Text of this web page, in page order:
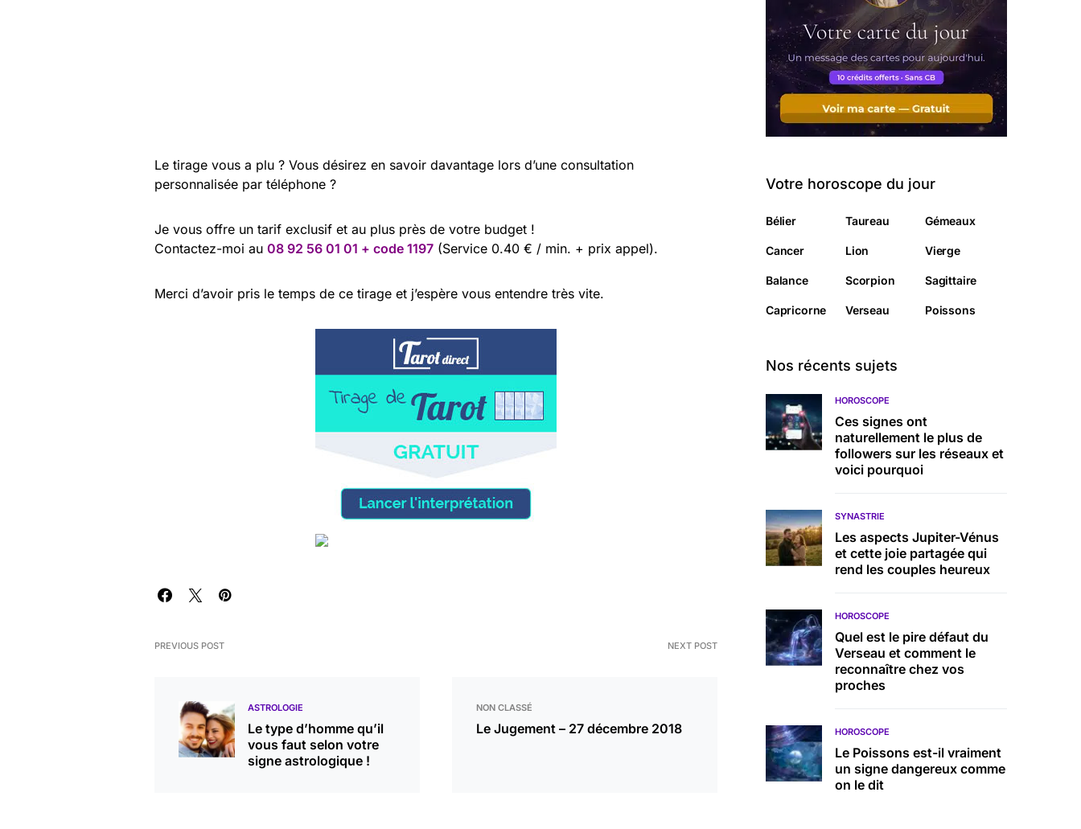
Le tirage vous a plu ? Vous désirez en savoir davantage lors d’une consultation
personnalisée par téléphone ?
Je vous offre un tarif exclusif et au plus près de votre budget !
Contactez-moi au 08 92 56 01 01 + code 1197 (Service 0.40 € / min. + prix appel).
Merci d’avoir pris le temps de ce tirage et j’espère vous entendre très vite.
PREVIOUS POST
ASTROLOGIE
Le type d’homme qu’il
vous faut selon votre
signe astrologique !
NEXT POST
NON CLASSÉ
Le Jugement – 27 décembre 2018
Votre horoscope du jour
Bélier Taureau Gémeaux
Cancer Lion Vierge
Balance Scorpion Sagittaire
Capricorne Verseau Poissons
Nos récents sujets
HOROSCOPE
Ces signes ont
naturellement le plus de
followers sur les réseaux et
voici pourquoi
SYNASTRIE
Les aspects Jupiter-Vénus
et cette joie partagée qui
rend les couples heureux
HOROSCOPE
Quel est le pire défaut du
Verseau et comment le
reconnaître chez vos
proches
HOROSCOPE
Le Poissons est-il vraiment
un signe dangereux comme
on le dit